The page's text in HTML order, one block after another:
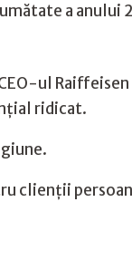
a anului
ul Raiffeisen
ridicat.
clienții